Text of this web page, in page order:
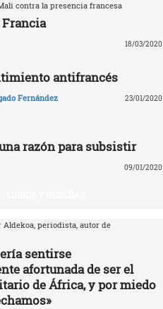
contra la presencia francesa
18/03/2020
antifrancés
Fernández 23/01/2020
razón para subsistir
09/01/2020
periodista, autor de
sentirse
afortunada de ser el
de África, y por miedo